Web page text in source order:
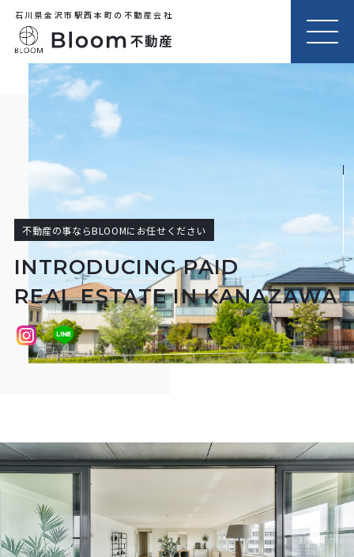
石川県金沢市駅西本町の不動産会社
MEN
U
不動産の事ならBLOOMにお任せください
INTRODUCING PAID
REAL ESTATE IN KANAZAWA